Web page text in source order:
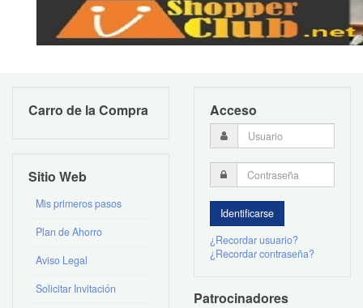
Carro de la Compra
Sitio Web
Mis primeros pasos
Plan de Ahorro
Aviso Legal
Solicitar Invitación
Acceso
¿Recordar usuario?
¿Recordar contraseña?
Patrocinadores